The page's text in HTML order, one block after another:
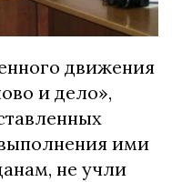
движения
и дело»,
ими
не учли